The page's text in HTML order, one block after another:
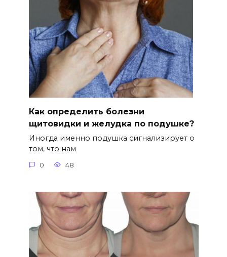
Как определить болезни
щитовидки и желудка по подушке?
Иногда именно подушка сигнализирует о
том, что нам
0 48